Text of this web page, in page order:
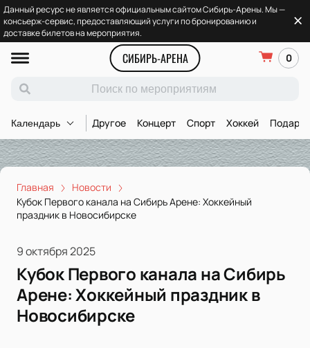
Данный ресурс не является официальным сайтом Сибирь-Арены. Мы —
консьерж-сервис, предоставляющий услуги по бронированию и
доставке билетов на мероприятия.
СИБИРЬ-АРЕНА 0
Календарь Другое Концерт Спорт Хоккей
Главная
Новости
Кубок Первого канала на Сибирь Арене: Хоккейный
праздник в Новосибирске
9 октября 2025
Кубок Первого канала на Сибирь
Арене: Хоккейный праздник в
Новосибирске